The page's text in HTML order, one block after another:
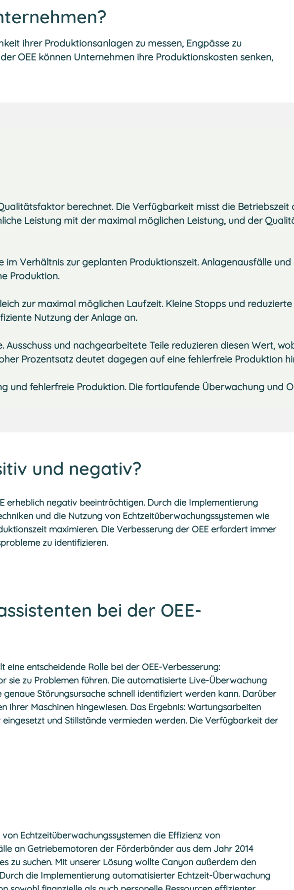
ihrer Produktionsanlagen zu messen, Engpässe zu
OEE können Unternehmen ihre Produktionskosten senken,
berechnet. Die Verfügbarkeit misst die Betriebszeit
Leistung mit der maximal möglichen Leistung, und der
Verhältnis zur geplanten Produktionszeit. Anlagenausfälle und
Produktion.
zur maximal möglichen Laufzeit. Kleine Stopps und reduzierte
Nutzung der Anlage an.
und nachgearbeitete Teile reduzieren diesen Wert,
Prozentsatz deutet dagegen auf eine fehlerfreie Produktion
und fehlerfreie Produktion. Die fortlaufende Überwachung und
und negativ?
erheblich negativ beeinträchtigen. Durch die Implementierung
und die Nutzung von Echtzeitüberwachungssystemen wie
maximieren. Die Verbesserung der OEE erfordert immer
zu identifizieren.
bei der OEE-
entscheidende Rolle bei der OEE-Verbesserung:
sie zu Problemen führen. Die automatisierte Live-Überwachung
Störungsursache schnell identifiziert werden kann. Darüber
Maschinen hingewiesen. Das Ergebnis: Wartungsarbeiten
und Stillstände vermieden werden. Die Verfügbarkeit der
Echtzeitüberwachungssystemen die Effizienz von
an Getriebemotoren der Förderbänder aus dem Jahr 2014
zu suchen. Mit unserer Lösung wollte Canyon außerdem den
die Implementierung automatisierter Echtzeit-Überwachung